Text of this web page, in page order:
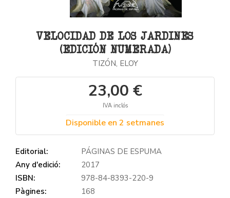
VELOCIDAD DE LOS JARDINES
(EDICIÓN NUMERADA)
TIZÓN, ELOY
23,00 €
IVA inclós
Disponible en 2 setmanes
Editorial:
PÁGINAS DE ESPUMA
Any d'edició:
2017
ISBN:
978-84-8393-220-9
Pàgines:
168